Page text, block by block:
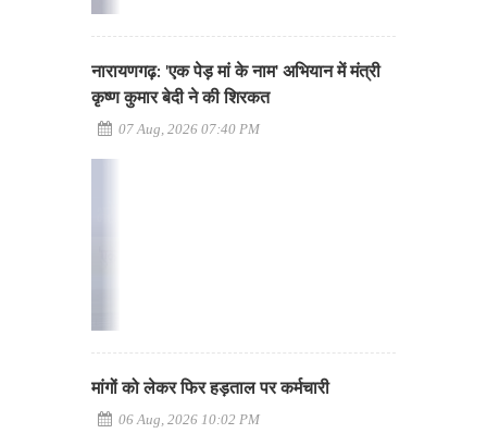
नारायणगढ़: 'एक पेड़ मां के नाम' अभियान में मंत्री
कृष्ण कुमार बेदी ने की शिरकत
07 Aug, 2026 07:40 PM
मांगों को लेकर फिर हड़ताल पर कर्मचारी
06 Aug, 2026 10:02 PM